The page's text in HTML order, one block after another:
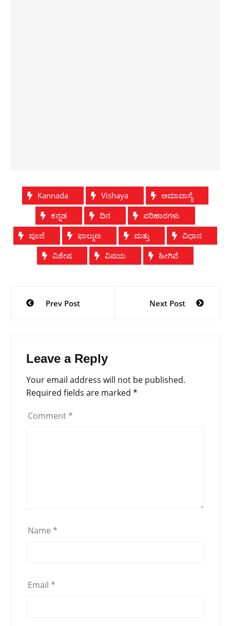
Kannada Vishaya
ಅಮಾವಾಸ್ಯೆ
ಕನ್ನಡ
ದಿನ
ಪರಿಹಾರಗಳು
ಪೂಜೆ
ಫಾಲ್ಗುಣ ಮತ್ತು
ವಿಧಾನ
ವಿಶೇಷ
ವಿಷಯ ಹೀಗಿವೆ
navigation
Prev Post Next Post
Leave a Reply
Your email address will not be published.
Required fields are marked *
Comment *
Name *
Email *